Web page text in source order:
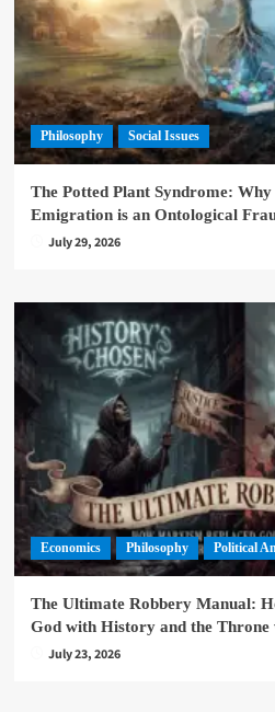
Philosophy Social Issues
The Potted Plant Syndrome:
Emigration is an Ontological
July 29, 2026
Economics Philosophy Political
The Ultimate Robbery Manual:
God with History and the Throne
July 23, 2026